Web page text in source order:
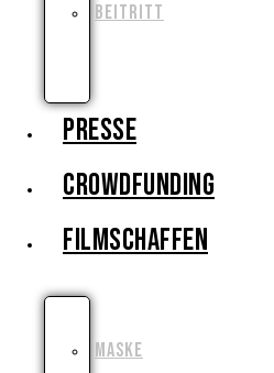
BEITRITT
PRESSE
CROWDFUNDING
FILMSCHAFFEN
MASKE